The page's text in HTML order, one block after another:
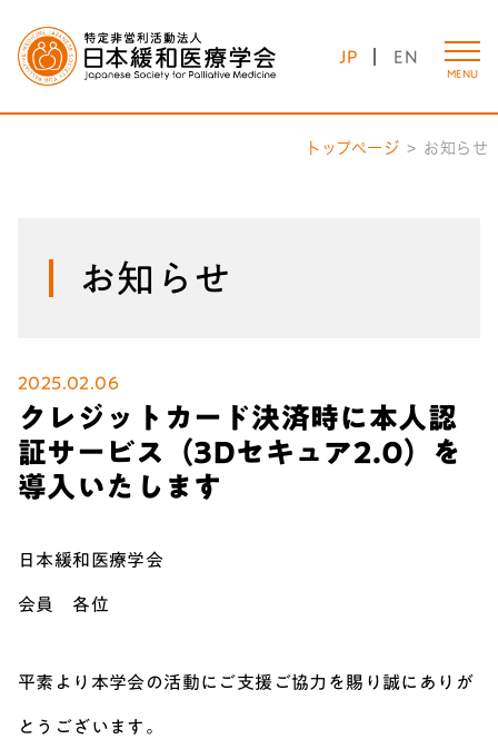
JP EN
MENU
トップページ お知らせ
お知らせ
2025.02.06
クレジットカード決済時に本人認
証サービス（3Dセキュア2.0）を
導入いたします
日本緩和医療学会
会員 各位
平素より本学会の活動にご支援ご協力を賜り誠にありが
とうございます。